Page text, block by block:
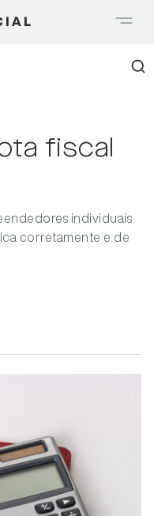
fiscal
individuais
corretamente e de